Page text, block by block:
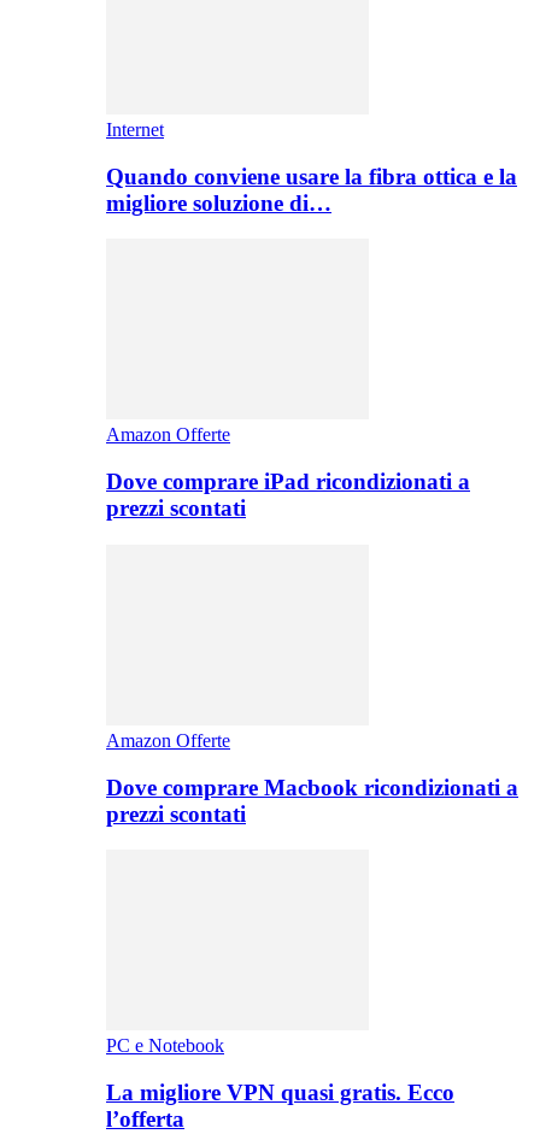
Internet
Quando conviene usare la fibra ottica e la
migliore soluzione di…
Amazon Offerte
Dove comprare iPad ricondizionati a
prezzi scontati
Amazon Offerte
Dove comprare Macbook ricondizionati a
prezzi scontati
PC e Notebook
La migliore VPN quasi gratis. Ecco
l’offerta